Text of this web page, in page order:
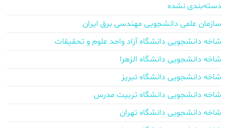
دسته‌بندی نشده
سازمان علمی دانشجویی مهندسی برق ایران
شاخه دانشجویی دانشگاه آزاد واحد علوم و تحقیقات
شاخه دانشجویی دانشگاه الزهرا
شاخه دانشجویی دانشگاه تبریز
شاخه دانشجویی دانشگاه تربیت مدرس
شاخه دانشجویی دانشگاه تهران